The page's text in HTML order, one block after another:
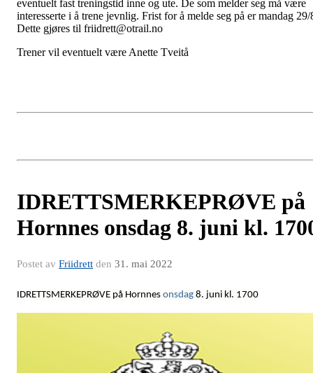
eventuelt fast treningstid inne og ute. De som melder seg må være
interesserte i å trene jevnlig. Frist for å melde seg på er mandag 29/
Dette gjøres til friidrett@otrail.no
Trener vil eventuelt være Anette Tveitå
IDRETTSMERKEPRØVE på
Hornnes onsdag 8. juni kl.
Postet av Friidrett den 31. mai 2022
IDRETTSMERKEPRØVE på Hornnes onsdag 8. juni kl. 1700